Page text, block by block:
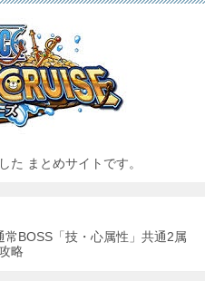
た まとめサイトです。
常BOSS「技・心属性」共通2属
略